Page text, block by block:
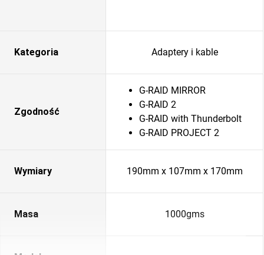
Kategoria Adaptery i kable
Zgodność
G-RAID MIRROR
G-RAID 2
G-RAID with Thunderbolt
G-RAID PROJECT 2
Wymiary 190mm x 107mm x 170mm
Masa 1000gms